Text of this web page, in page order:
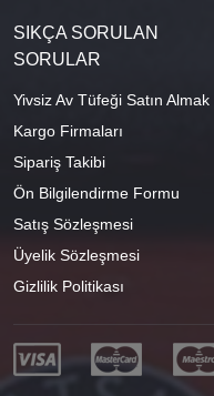
SIKÇA SORULAN
SORULAR
Yivsiz Av Tüfeği Satın Almak
Kargo Firmaları
Sipariş Takibi
Ön Bilgilendirme Formu
Satış Sözleşmesi
Üyelik Sözleşmesi
Gizlilik Politikası